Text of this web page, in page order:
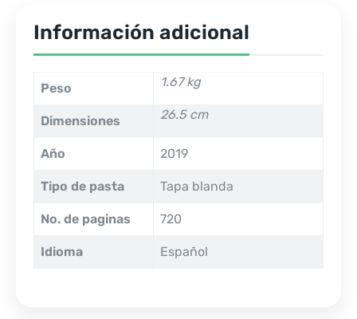
Información adicional
Peso 1.67 kg
Dimensiones 26.5 cm
Año 2019
Tipo de pasta Tapa blanda
No. de paginas 720
Idioma Español